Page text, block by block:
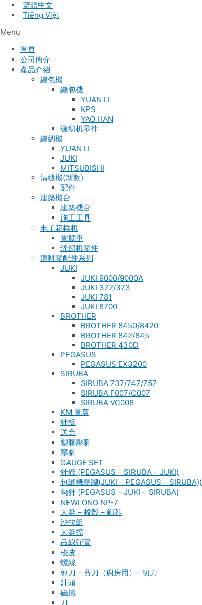
Tiếng Việt
Menu
首頁
公司簡介
產品介紹
縫包機
縫包機
YUAN LI
KPS
YAO HAN
缝纫机零件
縫紉機
YUAN LI
JUKI
MITSUBISHI
清縫機(新款)
配件
建築機台
建築機台
施工工具
电子花样机
電腦車
缝纫机零件
薄料零配件系列
JUKI
JUKI 9000/9000A
JUKI 372/373
JUKI 781
JUKI 8700
BROTHER
BROTHER 8450/8420
BROTHER 842/845
BROTHER 430D
PEGASUS
PEGASUS EX3200
SIRUBA
SIRUBA 737/747/757
SIRUBA F007/C007
SIRUBA VC008
KM 電剪
針板
送金
塑膠壓腳
壓腳
GAUGE SET
針鎦 (PEGASUS – SIRUBA – JUKI)
包縫機壓腳(JUKI – PEGASUS – SIRUBA))
勾針 (PEGASUS – JUKI – SIRUBA)
NEWLONG NP-7
大釜 – 梭殼 – 鎖芯
沙拉組
大釜擋
吊線彈簧
梭皮
螺絲
剪刀 – 剪刀（廚房用）- 切刀
針頭
磁鐵
刀